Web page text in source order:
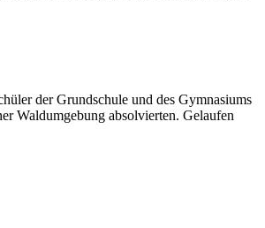
der Grundschule und des Gymnasiums
Waldumgebung absolvierten. Gelaufen